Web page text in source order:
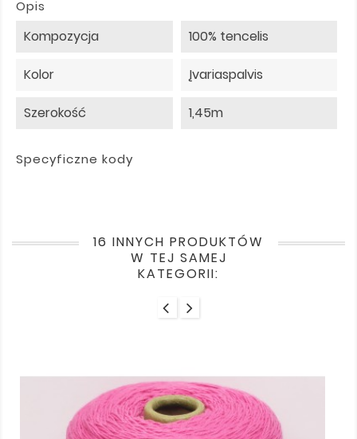
Opis
Kompozycja 100% tencelis
Kolor Įvariaspalvis
Szerokość 1,45m
Specyficzne kody
16 INNYCH PRODUKTÓW
W TEJ SAMEJ
KATEGORII: